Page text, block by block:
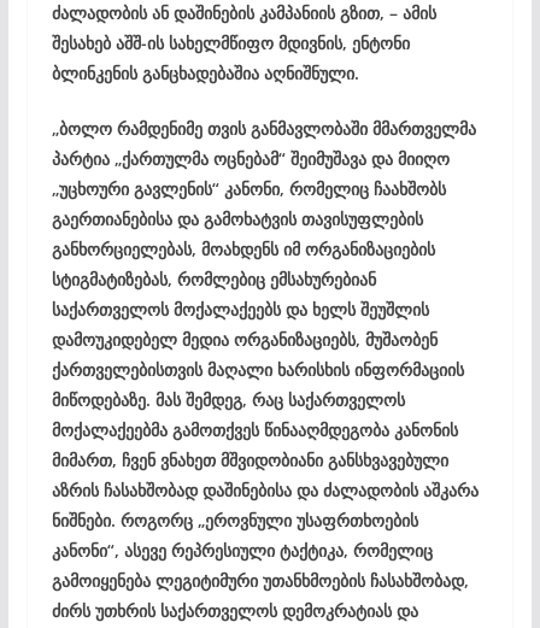
ძალადობის ან დაშინების კამპანიის გზით, – ამის
შესახებ აშშ-ის სახელმწიფო მდივნის, ენტონი
ბლინკენის განცხადებაშია აღნიშნული.
„ბოლო რამდენიმე თვის განმავლობაში მმართველმა
პარტია „ქართულმა ოცნებამ“ შეიმუშავა და მიიღო
„უცხოური გავლენის“ კანონი, რომელიც ჩაახშობს
გაერთიანებისა და გამოხატვის თავისუფლების
განხორციელებას, მოახდენს იმ ორგანიზაციების
სტიგმატიზებას, რომლებიც ემსახურებიან
საქართველოს მოქალაქეებს და ხელს შეუშლის
დამოუკიდებელ მედია ორგანიზაციებს, მუშაობენ
ქართველებისთვის მაღალი ხარისხის ინფორმაციის
მიწოდებაზე. მას შემდეგ, რაც საქართველოს
მოქალაქეებმა გამოთქვეს წინააღმდეგობა კანონის
მიმართ, ჩვენ ვნახეთ მშვიდობიანი განსხვავებული
აზრის ჩასახშობად დაშინებისა და ძალადობის აშკარა
ნიშნები. როგორც „ეროვნული უსაფრთხოების
კანონი“, ასევე რეპრესიული ტაქტიკა, რომელიც
გამოიყენება ლეგიტიმური უთანხმოების ჩასახშობად,
ძირს უთხრის საქართველოს დემოკრატიას და